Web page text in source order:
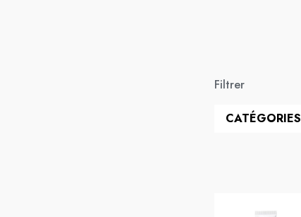
Filtrer
CATÉGORIES